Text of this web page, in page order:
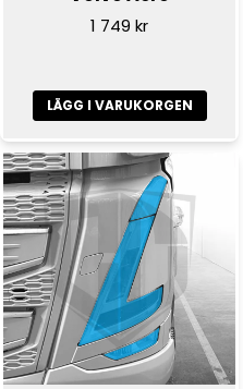
1 749 kr
LÄGG I VARUKORGEN